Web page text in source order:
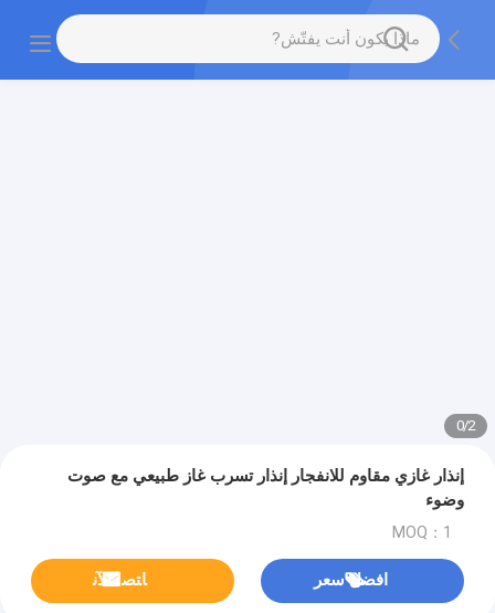
2
/
0
إنذار غازي مقاوم للانفجار إنذار تسرب غاز طبيعي مع صوت
وضوء
MOQ：1
افضل سعر ﺎﺘﺼﻟ ﺍﻶﻧ